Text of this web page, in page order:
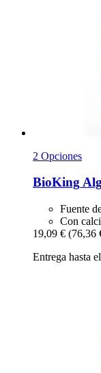
2 Opciones
BioKing
Fuente
Con
19,09 € (76,36
Entrega hasta